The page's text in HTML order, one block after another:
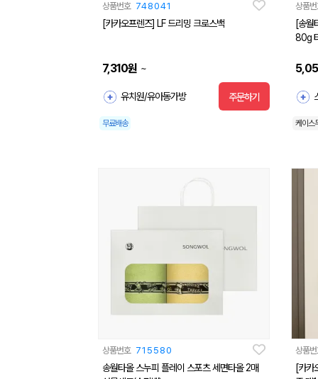
상품번호 748041
[카카오프렌즈] LF 드리밍 크로스백
7,310원 ~
유치원/유아동가방 주문하기
무료배송
상품
[송월
80g
케이스
상품번호 715580
송월타올 스누피 플레이 스포츠 세면타올 2매
상품
[카카